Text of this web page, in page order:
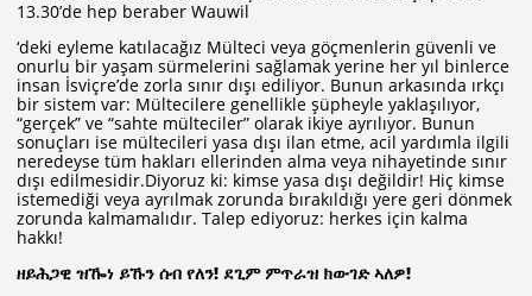
13.30’de hep beraber Wauwil
‘deki eyleme katılacağız Mülteci veya göçmenlerin güvenli ve
onurlu bir yaşam sürmelerini sağlamak yerine her yıl binlerce
insan İsviçre’de zorla sınır dışı ediliyor. Bunun arkasında ırkçı
bir sistem var: Mültecilere genellikle şüpheyle yaklaşılıyor,
“gerçek” ve “sahte mülteciler” olarak ikiye ayrılıyor. Bunun
sonuçları ise mültecileri yasa dışı ilan etme, acil yardımla ilgili
neredeyse tüm hakları ellerinden alma veya nihayetinde sınır
dışı edilmesidir.Diyoruz ki: kimse yasa dışı değildir! Hiç kimse
istemediği veya ayrılmak zorunda bırakıldığı yere geri dönmek
zorunda kalmamalıdır. Talep ediyoruz: herkes için kalma
hakkı!
ዘይሕጋዊ ዝዀነ ይኹን ሰብ የለን! ደጊም ምጥራዝ ክውገድ ኣለዎ!